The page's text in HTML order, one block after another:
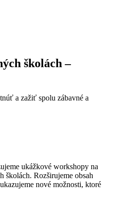
školách –
a zažiť spolu zábavné a
ukážkové workshopy na
školách. Rozširujeme obsah
nové možnosti, ktoré